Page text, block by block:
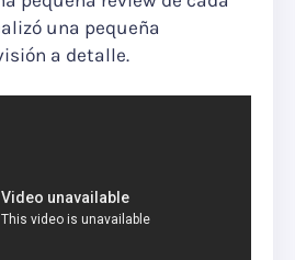
una pequeña
a detalle.